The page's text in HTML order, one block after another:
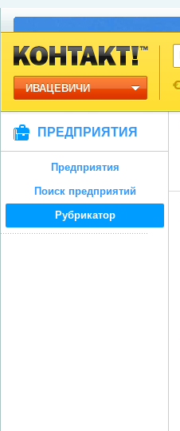
ИВАЦЕВИЧИ
ПРЕДПРИЯТИЯ
Предприятия
Поиск предприятий
Рубрикатор